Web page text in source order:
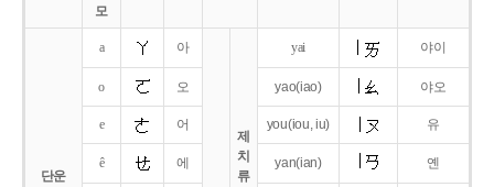
모
단운
a 아
제
치
류
yai 야이
o 오 yao(iao) 야오
e 어 you(iou,iu) 유
ê 에 yan(ian) 옌